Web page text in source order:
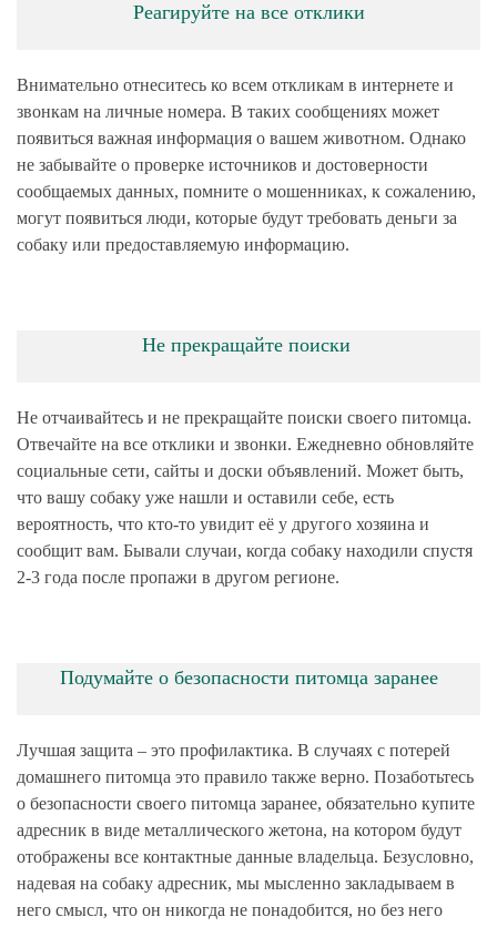
Реагируйте на все отклики
Внимательно отнеситесь ко всем откликам в интернете и
звонкам на личные номера. В таких сообщениях может
появиться важная информация о вашем животном. Однако
не забывайте о проверке источников и достоверности
сообщаемых данных, помните о мошенниках, к сожалению,
могут появиться люди, которые будут требовать деньги за
собаку или предоставляемую информацию.
Не прекращайте поиски
Не отчаивайтесь и не прекращайте поиски своего питомца.
Отвечайте на все отклики и звонки. Ежедневно обновляйте
социальные сети, сайты и доски объявлений. Может быть,
что вашу собаку уже нашли и оставили себе, есть
вероятность, что кто-то увидит её у другого хозяина и
сообщит вам. Бывали случаи, когда собаку находили спустя
2-3 года после пропажи в другом регионе.
Подумайте о безопасности питомца заранее
Лучшая защита – это профилактика. В случаях с потерей
домашнего питомца это правило также верно. Позаботьтесь
о безопасности своего питомца заранее, обязательно купите
адресник в виде металлического жетона, на котором будут
отображены все контактные данные владельца. Безусловно,
надевая на собаку адресник, мы мысленно закладываем в
него смысл, что он никогда не понадобится, но без него